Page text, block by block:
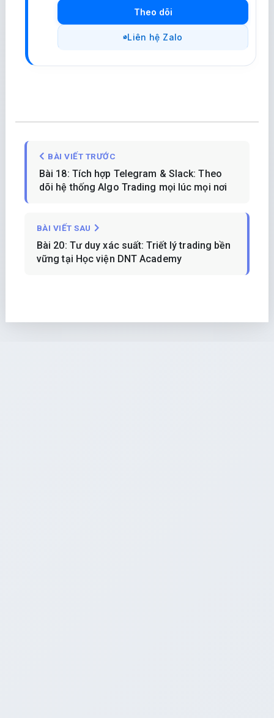
Theo dõi
Liên hệ Zalo
BÀI VIẾT TRƯỚC
Bài 18: Tích hợp Telegram & Slack: Theo
dõi hệ thống Algo Trading mọi lúc mọi nơi
BÀI VIẾT SAU
Bài 20: Tư duy xác suất: Triết lý trading bền
vững tại Học viện DNT Academy